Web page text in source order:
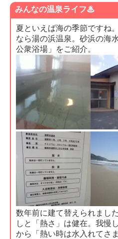
みんなの温泉ライフ♨
夏といえば海の季節ですね
なら湯の浜温泉。砂浜の海
公衆浴場」をご紹介。
数年前に建て替えられまし
しと「熱さ」は健在。我慢
から「熱い時は水入れてさ